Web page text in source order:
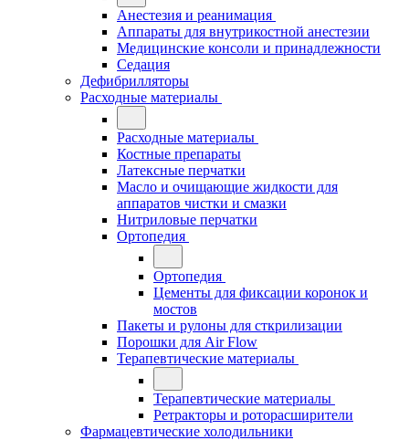
Анестезия и реанимация
Аппараты для внутрикостной анестезии
Медицинские консоли и принадлежности
Седация
Дефибрилляторы
Расходные материалы
Расходные материалы
Костные препараты
Латексные перчатки
Масло и очищающие жидкости для
аппаратов чистки и смазки
Нитриловые перчатки
Ортопедия
Ортопедия
Цементы для фиксации коронок и
мостов
Пакеты и рулоны для сткрилизации
Порошки для Air Flow
Терапевтические материалы
Терапевтические материалы
Ретракторы и роторасширители
Фармацевтические холодильники